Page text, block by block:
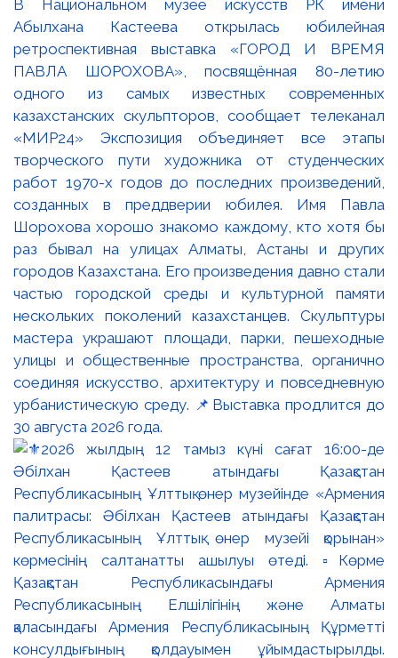
В Национальном музее искусств РК имени
Абылхана Кастеева открылась юбилейная
ретроспективная выставка «ГОРОД И ВРЕМЯ
ПАВЛА ШОРОХОВА», посвящённая 80-летию
одного из самых известных современных
казахстанских скульпторов, сообщает телеканал
«МИР24» Экспозиция объединяет все этапы
творческого пути художника от студенческих
работ 1970-х годов до последних произведений,
созданных в преддверии юбилея. Имя Павла
Шорохова хорошо знакомо каждому, кто хотя бы
раз бывал на улицах Алматы, Астаны и других
городов Казахстана. Его произведения давно стали
частью городской среды и культурной памяти
нескольких поколений казахстанцев. Скульптуры
мастера украшают площади, парки, пешеходные
улицы и общественные пространства, органично
соединяя искусство, архитектуру и повседневную
урбанистическую среду. 📌Выставка продлится до
30 августа 2026 года.